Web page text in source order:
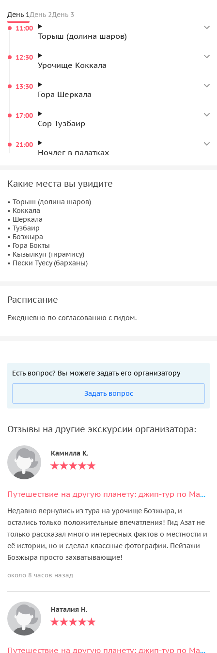
День 1День 2День 3
11:00
Торыш (долина шаров)
12:30
Урочище Коккала
13:30
Гора Шеркала
17:00
Сор Тузбаир
21:00
Ночлег в палатках
Какие места вы увидите
• Торыш (долина шаров)
• Коккала
• Шеркала
• Тузбаир
• Бозжыра
• Гора Бокты
• Кызылкуп (тирамису)
• Пески Туесу (барханы)
Расписание
Ежедневно по согласованию с гидом.
Есть вопрос? Вы можете задать его организатору
Задать вопрос
Отзывы на другие экскурсии организатора:
Камилла К.
Путешествие на другую планету: джип-тур по Мангистау
Недавно вернулись из тура на урочище Бозжыра, и
остались только положительные впечатления! Гид Азат не
только рассказал много интересных фактов о местности и
её истории, но и сделал классные фотографии. Пейзажи
Бозжыра просто захватывающие!
около 8 часов назад
Наталия Н.
Путешествие на другую планету: джип-тур по Мангистау